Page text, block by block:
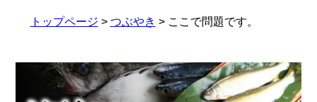
トップページ > つぶやき > ここで問題です。